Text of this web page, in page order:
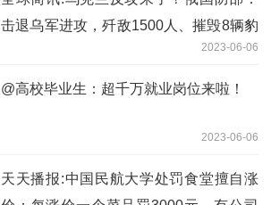
击退乌军进攻，歼敌1500人、摧毁8辆豹
2023-06-06
@高校毕业生：超千万就业岗位来啦！
2023-06-06
天天播报:中国民航大学处罚食堂擅自涨